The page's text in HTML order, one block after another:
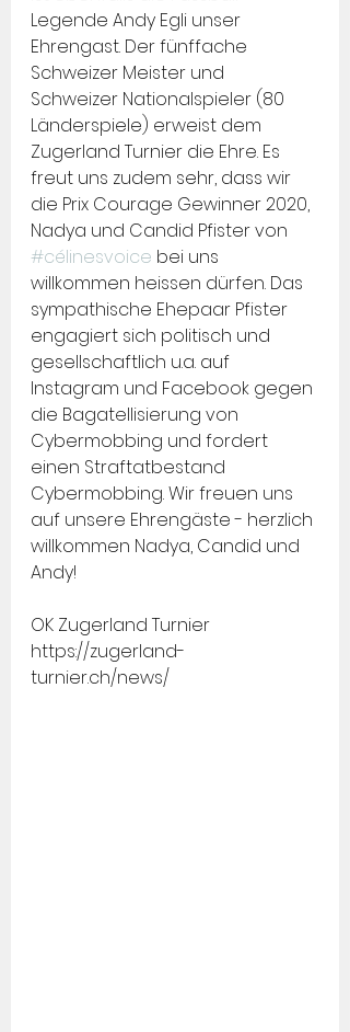
Legende Andy Egli unser
Ehrengast. Der fünffache
Schweizer Meister und
Schweizer Nationalspieler (80
Länderspiele) erweist dem
Zugerland Turnier die Ehre. Es
freut uns zudem sehr, dass wir
die Prix Courage Gewinner 2020,
Nadya und Candid Pfister von
#célinesvoice bei uns
willkommen heissen dürfen. Das
sympathische Ehepaar Pfister
engagiert sich politisch und
gesellschaftlich u.a. auf
Instagram und Facebook gegen
die Bagatellisierung von
Cybermobbing und fordert
einen Straftatbestand
Cybermobbing. Wir freuen uns
auf unsere Ehrengäste - herzlich
willkommen Nadya, Candid und
Andy!
OK Zugerland Turnier
https://zugerland-
turnier.ch/news/